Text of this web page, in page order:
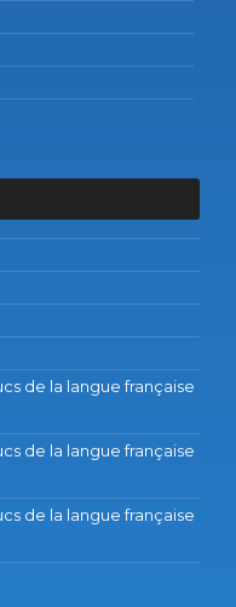
de la langue française
de la langue française
de la langue française